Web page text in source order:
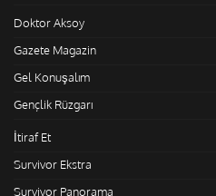
Doktor Aksoy
Gazete Magazin
Gel Konuşalım
Gençlik Rüzgarı
İtiraf Et
Survivor Ekstra
Survivor Panorama